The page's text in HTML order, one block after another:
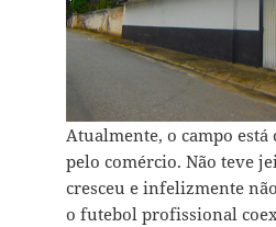
Atualmente, o campo está
pelo comércio. Não teve
cresceu e infelizmente
o futebol profissional